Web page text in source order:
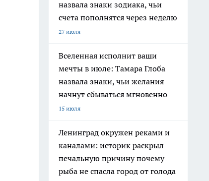
назвала знаки зодиака, чьи
счета пополнятся через неделю
27 июля
Вселенная исполнит ваши
мечты в июле: Тамара Глоба
назвала знаки, чьи желания
начнут сбываться мгновенно
15 июля
Ленинград окружен реками и
каналами: историк раскрыл
печальную причину почему
рыба не спасла город от голода